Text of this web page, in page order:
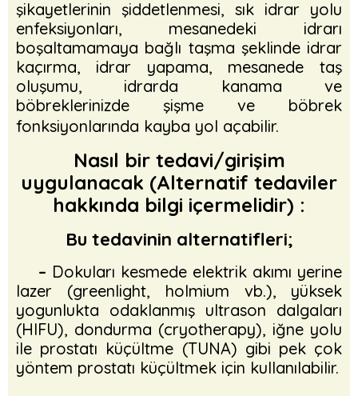
şikayetlerinin şiddetlenmesi, sık idrar yolu
enfeksiyonları, mesanedeki idrarı
boşaltamamaya bağlı taşma şeklinde idrar
kaçırma, idrar yapama, mesanede taş
oluşumu, idrarda kanama ve
böbreklerinizde şişme ve böbrek
fonksiyonlarında kayba yol açabilir.
Nasıl bir tedavi/girişim
uygulanacak (Alternatif tedaviler
hakkında bilgi içermelidir) :
Bu tedavinin alternatifleri;
– Dokuları kesmede elektrik akımı yerine
lazer (greenlight, holmium vb.), yüksek
yogunlukta odaklanmış ultrason dalgaları
(HIFU), dondurma (cryotherapy), iğne yolu
ile prostatı küçültme (TUNA) gibi pek çok
yöntem prostatı küçültmek için kullanılabilir.